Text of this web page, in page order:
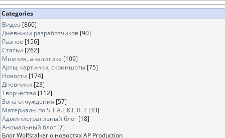
Categories
Видео [860]
Дневники разработчиков [90]
Разное [156]
Статьи [262]
Мнения, аналитика [109]
Арты, картинки, скриншоты [75]
Новости [174]
Дневники [23]
Творчество [112]
Зона отчуждения [57]
Материалы по S.T.A.L.K.E.R. 2 [33]
Административный блог [18]
Аномальный блог [7]
Блог Wolfstalker о новостях AP Production